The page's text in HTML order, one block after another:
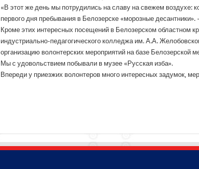
«В этот же день мы потрудились на славу на свежем
первого дня пребывания в Белозерске «морозные
Кроме этих интересных посещений в Белозерском областном
индустриально-педагогического колледжа им. А.А.
организацию волонтерских мероприятий на базе Белозерской
Мы с удовольствием побывали в музее «Русская изба».
Впереди у приезжих волонтеров много интересных задумок,